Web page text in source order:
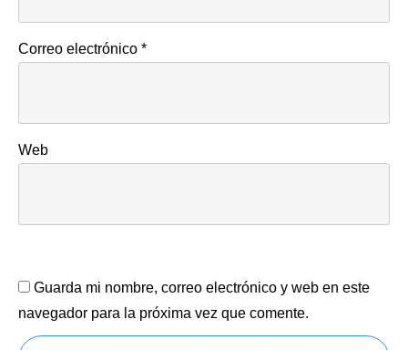
Correo electrónico *
Web
Guarda mi nombre, correo electrónico y web en este
navegador para la próxima vez que comente.